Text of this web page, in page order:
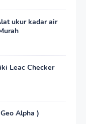
ukur kadar air
Leac Checker
Alpha )